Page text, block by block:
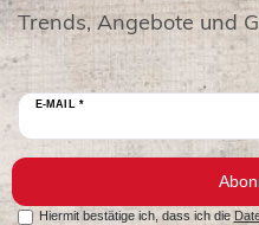
Trends, Angebote und
E-MAIL *
Hiermit bestätige ich, dass ich die